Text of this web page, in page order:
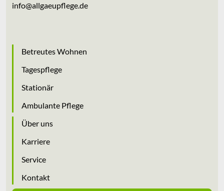
info@allgaeupflege.de
Betreutes Wohnen
Tagespflege
Stationär
Ambulante Pflege
Über uns
Karriere
Service
Kontakt